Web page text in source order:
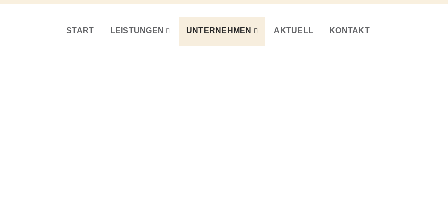
START LEISTUNGEN UNTERNEHMEN AKTUELL KONTAKT